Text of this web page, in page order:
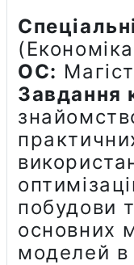
ОС:
Завдання
побудови
основних
моделей в